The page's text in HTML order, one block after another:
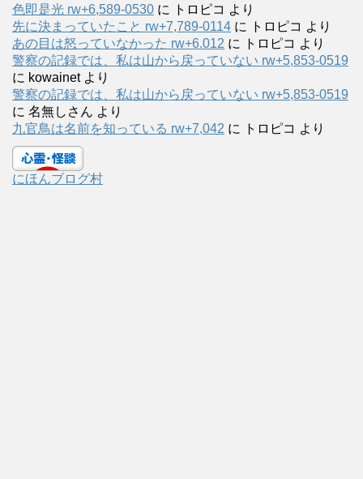
色即是光 rw+6,589-0530 に トロピコ より
先に決まっていたこと rw+7,789-0114 に トロピコ より
あの目は怒っていなかった rw+6.012 に トロピコ より
警察の記録では、私は山から戻っていない rw+5,853-0519
に kowainetより
警察の記録では、私は山から戻っていない rw+5,853-0519
に 名無しさん より
九官鳥は名前を知っている rw+7,042 に トロピコ より
にほんブログ村